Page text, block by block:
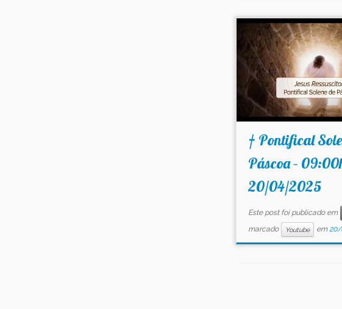
† Pontifical
Páscoa –
20/04/2025
Este post foi publicado em
marcado
Youtube em20/